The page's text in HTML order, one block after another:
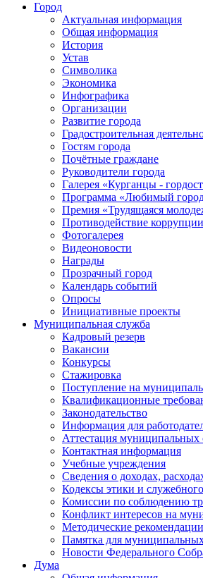
Город
Актуальная информация
Общая информация
История
Устав
Символика
Экономика
Инфографика
Организации
Развитие города
Градостроительная
Гостям города
Почётные граждане
Руководители города
Галерея «Курганцы -
Программа «Любимый
Премия «Трудящаяся
Противодействие коррупции
Фотогалерея
Видеоновости
Награды
Прозрачный город
Календарь событий
Опросы
Инициативные проекты
Муниципальная служба
Кадровый резерв
Вакансии
Конкурсы
Стажировка
Поступление на
Квалификационные
Законодательство
Информация для
Аттестация
Контактная информация
Учебные учреждения
Сведения о доходах,
Кодексы этики и
Комиссии по соблюдению
Конфликт интересов на
Методические рекомендации
Памятка для
Новости Федерального
Дума